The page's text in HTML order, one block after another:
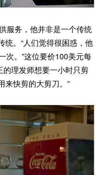
服务，他并非是一个传统
统。“人们觉得很困惑，他
次。”这位要价100美元每
的理发师想要一小时只剪
来快剪的大剪刀。”